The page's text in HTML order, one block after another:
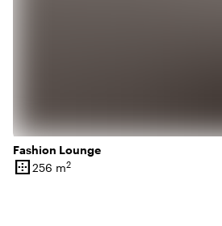
Fashion Lounge
border_outer
Oberfläche
256 m2